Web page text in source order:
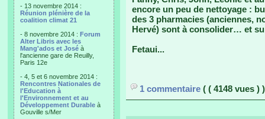
- 13 novembre 2014 :
Réunion plénière de la
coalition climat 21
- 8 novembre 2014 : Forum
Alter Libris avec les
Mang'ados et José à
l'ancienne gare de Reuilly,
Paris 12e
- 4, 5 et 6 novembre 2014 :
Rencontres Nationales de
l'Education à
l'Environnement et au
Développement Durable à
Gouville s/Mer
encore un peu de nettoyage :
des 3 pharmacies (anciennes,
Hervé) sont à consolider… et
Fetaui...
1 commentaire ( ( 4148 vues ) )